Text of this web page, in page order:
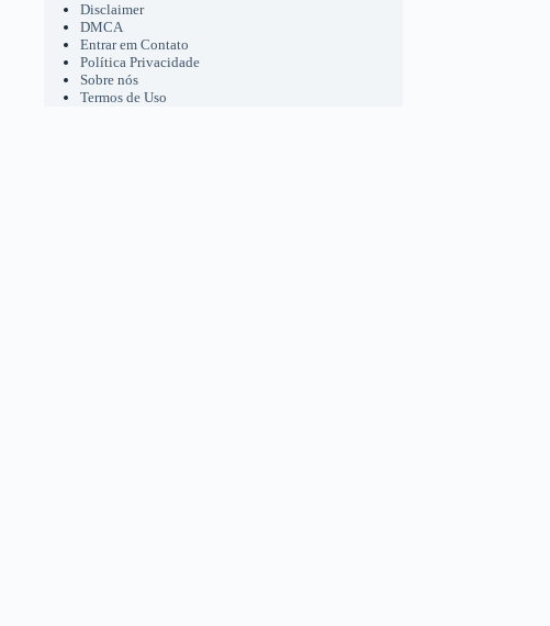
Disclaimer
DMCA
Entrar em Contato
Política Privacidade
Sobre nós
Termos de Uso